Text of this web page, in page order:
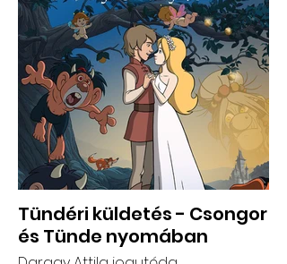
Tündéri küldetés - Csongor
és Tünde nyomában